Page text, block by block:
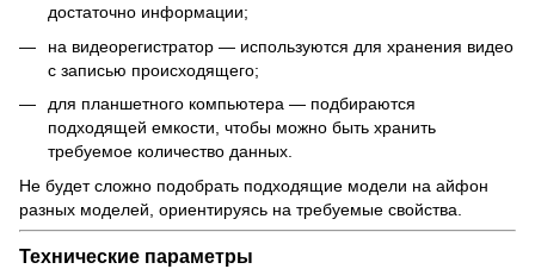
достаточно информации;
на видеорегистратор — используются для хранения видео
с записью происходящего;
для планшетного компьютера — подбираются
подходящей емкости, чтобы можно быть хранить
требуемое количество данных.
Не будет сложно подобрать подходящие модели на айфон
разных моделей, ориентируясь на требуемые свойства.
Технические параметры